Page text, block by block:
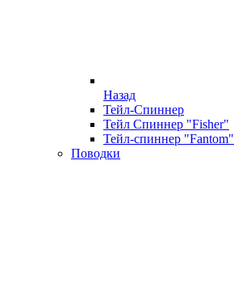
Назад
Тейл-Спиннер
Тейл Спиннер "Fisher"
Тейл-спиннер "Fantom"
Поводки